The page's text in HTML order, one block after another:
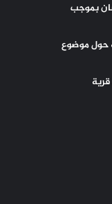
بموجب
حول موضوع